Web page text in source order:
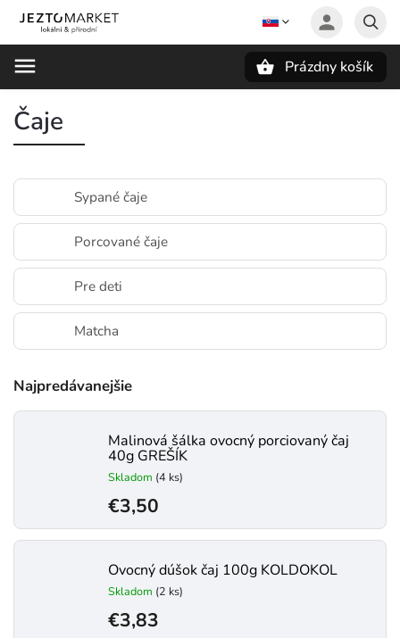
Prázdny košík
Čaje
Sypané čaje
Porcované čaje
Pre deti
Matcha
Najpredávanejšie
Malinová šálka ovocný porciovaný čaj
40g GREŠÍK
Skladom (4 ks)
€3,50
Ovocný dúšok čaj 100g KOLDOKOL
Skladom (2 ks)
€3,83